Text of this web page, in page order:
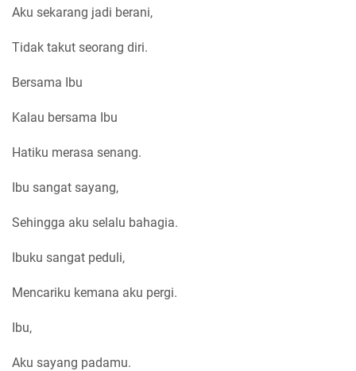
Aku sekarang jadi berani,
Tidak takut seorang diri.
Bersama Ibu
Kalau bersama Ibu
Hatiku merasa senang.
Ibu sangat sayang,
Sehingga aku selalu bahagia.
Ibuku sangat peduli,
Mencariku kemana aku pergi.
Ibu,
Aku sayang padamu.